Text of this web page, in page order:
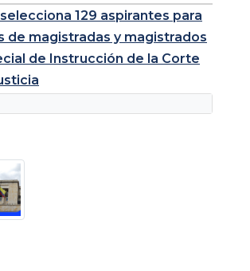
129 aspirantes para
de magistradas y magistrados
de Instrucción de la Corte